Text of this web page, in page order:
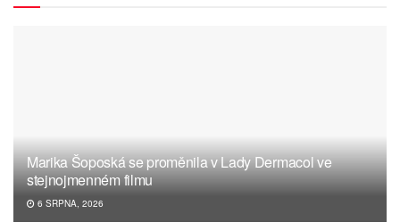
Marika Šoposká se proměnila v Lady Dermacol ve
stejnojmenném filmu
6 SRPNA, 2026